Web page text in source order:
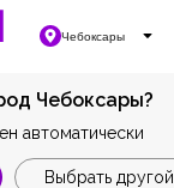
Чебоксары
Чебоксары?
Выбрать другой
автоматически